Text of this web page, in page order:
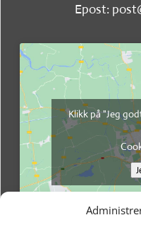
Epost:
Klikk på "Jeg